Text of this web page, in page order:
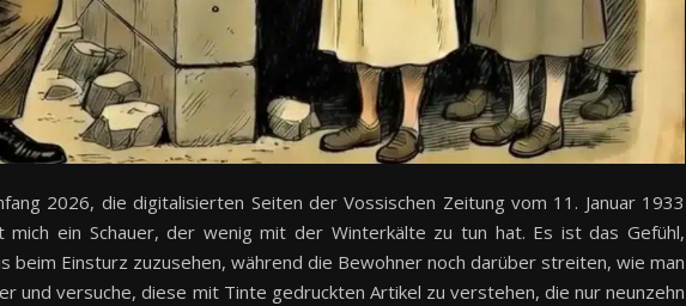
2026, die digitalisierten Seiten der Vossischen Zeitung vom 11. Januar 1933
mich ein Schauer, der wenig mit der Winterkälte zu tun hat. Es ist das Gefühl,
beim Einsturz zuzusehen, während die Bewohner noch darüber streiten, wie man
und versuche, diese mit Tinte gedruckten Artikel zu verstehen, die nur neunzehn